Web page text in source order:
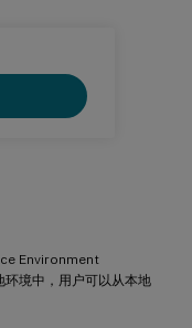
Environment
境中，用户可以从本地